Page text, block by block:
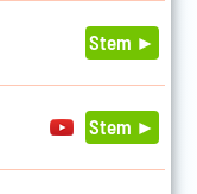
Stem ►
Stem ►